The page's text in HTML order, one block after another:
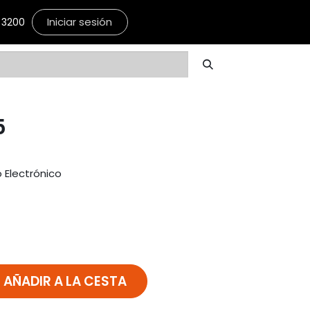
Iniciar sesión
Electrónico
AÑADIR A LA CESTA